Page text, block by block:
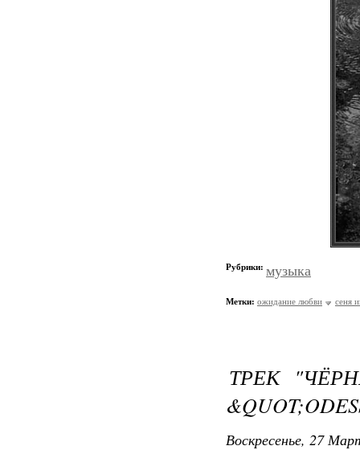
Рубрики: музыка
Метки: ожидание любви сеня
ТРЕК
Воскресенье, 27